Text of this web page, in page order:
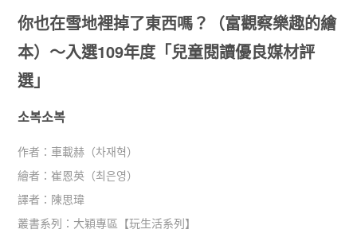
你也在雪地裡掉了東西嗎？（富觀察樂趣的繪
本）～入選109年度「兒童閱讀優良媒材評
選」
소복소복
作者： 車載赫（차재혁）
繪者：崔恩英（최은영）
譯者： 陳思瑋
叢書系列： 大穎專區 【玩生活系列】